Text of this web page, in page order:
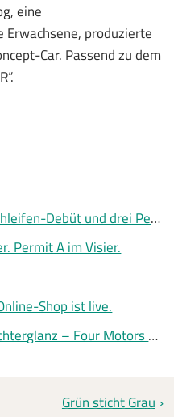
eine
produzierte
Car. Passend zu dem
Debüt und drei Permit A
Permit A im Visier.
Shop ist live.
– Four Motors sagt Danke
Grün sticht Grau